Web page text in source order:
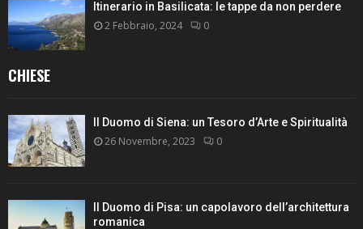
Itinerario in Basilicata: le tappe da non perdere
2 Febbraio, 2024 0
CHIESE
Il Duomo di Siena: un Tesoro d’Arte e Spiritualità
26 Novembre, 2023 0
Il Duomo di Pisa: un capolavoro dell’architettura
romanica